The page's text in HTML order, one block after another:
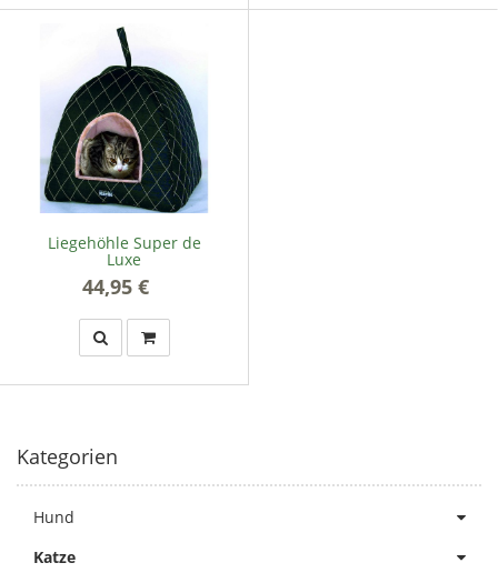
Liegehöhle Super de
Luxe
44,95 €
Kategorien
Hund
Katze